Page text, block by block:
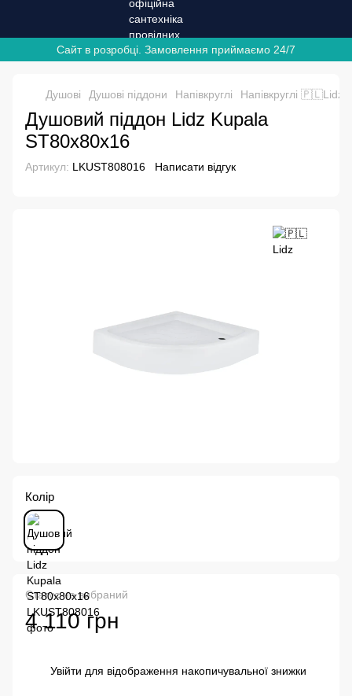
Сайт в розробці. Замовлення приймаємо 24/7
Душові Душові піддони Напівкруглі Напівкруглі 🇵🇱Lidz
Душовий піддон Lidz Kupala
ST80x80x16
Артикул: LKUST808016 Написати відгук
Колір
Статус не вибраний
4 110 грн
Увійти для відображення накопичувальної знижки